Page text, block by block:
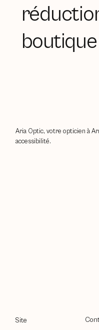
boutique
Aria Optic, votre opticien à
accessibilité.
Site